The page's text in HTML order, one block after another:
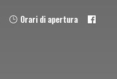
Orari di apertura